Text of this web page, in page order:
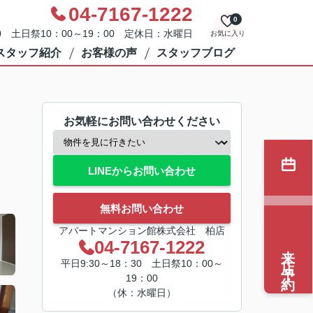
04-7167-1222
土日祭10：00～19：00 定休日：水曜日 お気に入り
0
タッフ紹介 お客様の声 スタッフブログ
お気軽にお問い合わせください
LINEからお問い合わせ
無料お問い合わせ
アパートマンション館株式会社 柏店
04-7167-1222
平日9:30～18：30 土日祭10：00～
19：00
（休：水曜日）
来店予約